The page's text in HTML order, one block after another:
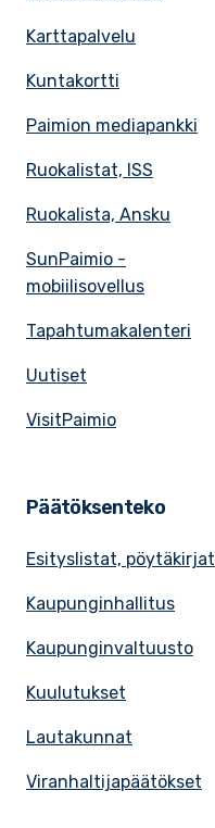
Karttapalvelu
Kuntakortti
Paimion mediapankki
Ruokalistat, ISS
Ruokalista, Ansku
SunPaimio -
mobiilisovellus
Tapahtumakalenteri
Uutiset
VisitPaimio
Päätöksenteko
Esityslistat, pöytäkirjat
Kaupunginhallitus
Kaupunginvaltuusto
Kuulutukset
Lautakunnat
Viranhaltijapäätökset